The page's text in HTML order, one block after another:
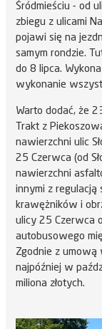
Śródmieściu - od
zbiegu z ulicami
pojawi się na
samym rondzie.
do 8 lipca.
wykonanie
Warto dodać, że
Trakt z
nawierzchni ulic
25 Czerwca (od
nawierzchni
innymi z regulacją
krawężników i
ulicy 25 Czerwca
autobusowego
Zgodnie z umową
najpóźniej w
miliona złotych.